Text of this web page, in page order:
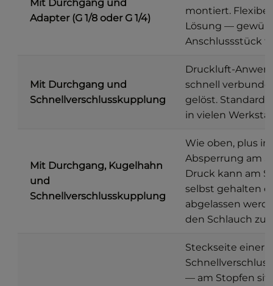
Mit Durchgang und
Adapter (G 1/8 oder G 1/4)
montiert.
Lösung —
Anschlussstück
Mit Durchgang und
Schnellverschlusskupplung
Druckluft-
schnell
gelöst.
in vielen
Mit Durchgang, Kugelhahn
und
Schnellverschlusskupplung
Wie oben, plus
Absperrung am
Druck kann am
selbst gehalten
abgelassen
den Schlauch zu
Steckseite einer
— am Stopfen